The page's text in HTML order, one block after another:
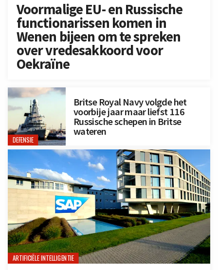
Voormalige EU- en Russische
functionarissen komen in
Wenen bijeen om te spreken
over vredesakkoord voor
Oekraïne
DEFENSIE
Britse Royal Navy volgde het
voorbije jaar maar liefst 116
Russische schepen in Britse
wateren
ARTIFICIËLE INTELLIGENTIE